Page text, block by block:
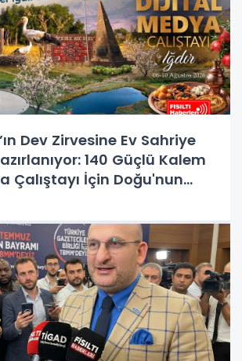
Dev Zirvesine Ev Sahriye
140 Güçlü Kalem
Çalıştayı İçin Doğu'nun